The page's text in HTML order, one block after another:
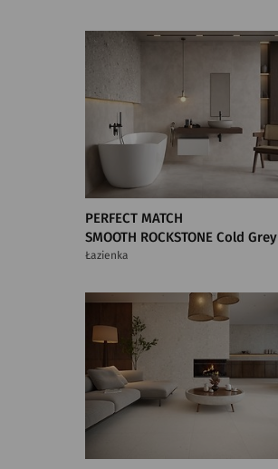
PERFECT MATCH
SMOOTH ROCKSTONE Cold Grey
Łazienka